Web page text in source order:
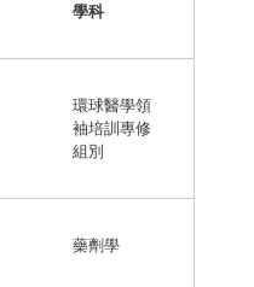
學科
環球醫學領
袖培訓專修
組別
藥劑學